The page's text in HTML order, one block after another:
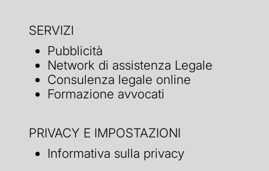
SERVIZI
Pubblicità
Network di assistenza Legale
Consulenza legale online
Formazione avvocati
PRIVACY E IMPOSTAZIONI
Informativa sulla privacy